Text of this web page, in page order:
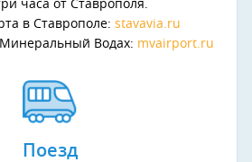
часа от Ставрополя.
в Ставрополе: stavavia.ru
Водах: mvairport.ru
Поезд